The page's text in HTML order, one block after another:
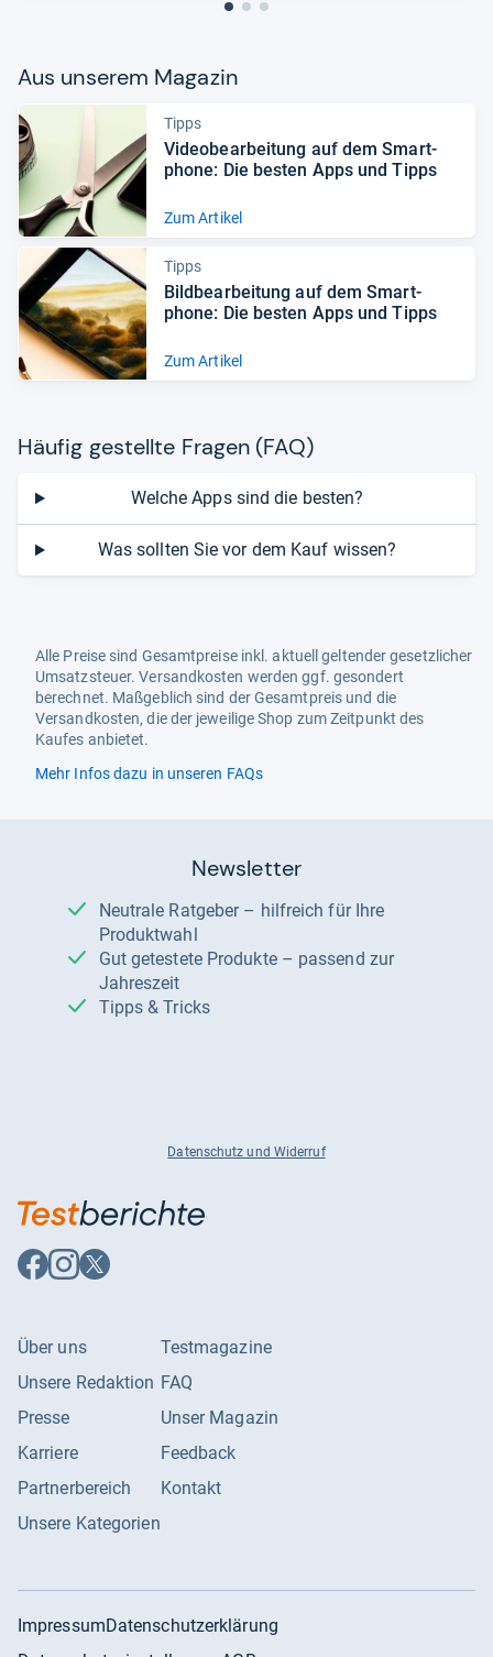
Aus unse­rem Maga­zin
Tipps
Video­be­ar­bei­tung auf dem Smart­
phone: Die bes­ten Apps und Tipps
Zum Artikel
Tipps
Bild­be­ar­bei­tung auf dem Smart­
phone: Die bes­ten Apps und Tipps
Zum Artikel
Häu­fig gestellte Fra­gen (FAQ)
Welche Apps sind die besten?
Was sollten Sie vor dem Kauf wissen?
Alle Preise sind Gesamtpreise inkl. aktuell geltender gesetzlicher
Umsatzsteuer. Versandkosten werden ggf. gesondert
berechnet. Maßgeblich sind der Gesamtpreis und die
Versandkosten, die der jeweilige Shop zum Zeitpunkt des
Kaufes anbietet.
Mehr Infos dazu in unseren FAQs
Newsletter
Neutrale Ratgeber – hilfreich für Ihre
Produktwahl
Gut getestete Produkte – passend zur
Jahreszeit
Tipps & Tricks
Datenschutz und Widerruf
Auf
Facebook
Auf
Instagram
Auf
X
Über uns
Unsere Redaktion
Presse
Karriere
Partnerbereich
Unsere Kategorien
Testmagazine
FAQ
Unser Magazin
Feedback
Kontakt
ImpressumDatenschutzerklärung